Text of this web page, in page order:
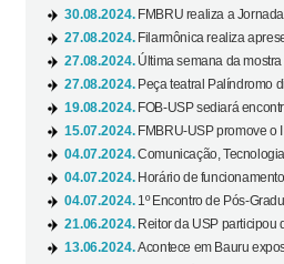
30.08.2024. FMBRU realiza a
27.08.2024. Filarmônica realiza
27.08.2024. Última semana da
27.08.2024. Peça teatral Palíndromo
19.08.2024. FOB-USP sediará
15.07.2024. FMBRU-USP promove o
04.07.2024.Comunicação,
04.07.2024. Horário de
04.07.2024. 1º Encontro de Pós-
21.06.2024. Reitor da USP participou
13.06.2024.Acontece em Bauru